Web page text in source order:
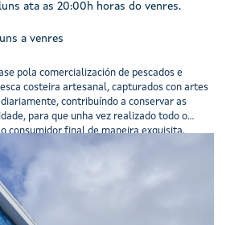
ata as 20:00h horas do venres.
a venres
pola comercialización de pescados e
costeira artesanal, capturados con artes
contribuíndo a conservar as
para que unha vez realizado todo o
consumidor final de maneira exquisita.
coñecer en todo o momento as
consume, a lonxa de Laxe realiza unha
ampla, que vai dende a colocación de paneis
lonxa, ata a elaboración de trípticos
o proceso de manipulación, dende a